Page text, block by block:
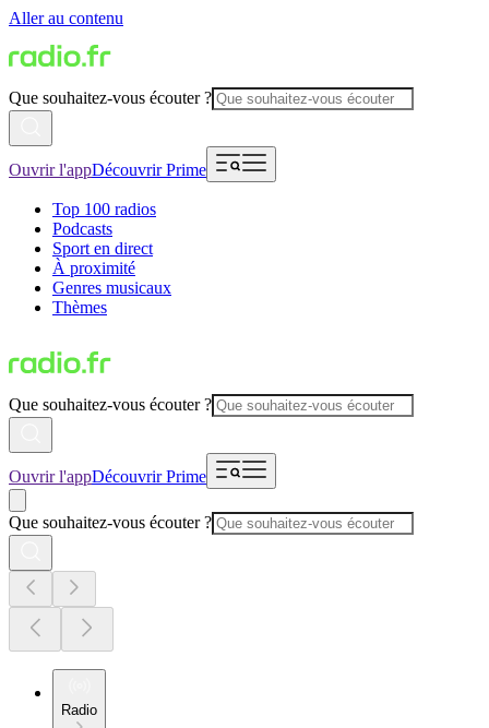
Aller au contenu
Que souhaitez-vous écouter ?
Ouvrir l'appDécouvrir Prime
Top 100 radios
Podcasts
Sport en direct
À proximité
Genres musicaux
Thèmes
Que souhaitez-vous écouter ?
Ouvrir l'appDécouvrir Prime
Que souhaitez-vous écouter ?
Radio